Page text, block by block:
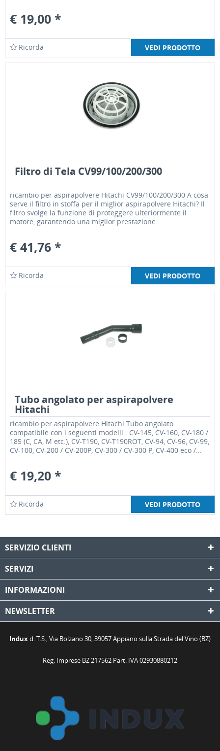
€ 19,00 *
VEDI PRODOTTO
Ricorda
Filtro di Tela CV99/100/200/300
ricambio per aspirapolvere Hitachi CV99/100/200/300 A cosa
serve il filtro in stoffa per il miglior aspirapolvere Hitachi? Il
filtro svolge la funzione di proteggere ulteriormente il
motore, garantendo una miglior prestazione...
€ 41,76 *
VEDI PRODOTTO
Ricorda
Tubo angolato per aspirapolvere
Hitachi
ricambio per aspirapolvere Hitachi Tubo angolato
compatibile con i seguenti modelli : CV-145, CV-160, CV-180 /
185 (C, CA, M etc.), CV-T190, CV-T190ROT, CV-94, CV-96, CV-99,
CV-100, CV-200 / CV-200P, CV-300 / CV-300 P, CV-400 eco /...
€ 19,20 *
VEDI PRODOTTO
Ricorda
SERVIZIO CLIENTI
SERVIZI
INFORMAZIONI
NEWSLETTER
Induxd. T.S., Via Bolzano 30, 39057 Appiano sulla Strada del Vino (BZ)
Reg. Imprese BZ 217562 Part. IVA 02930880212